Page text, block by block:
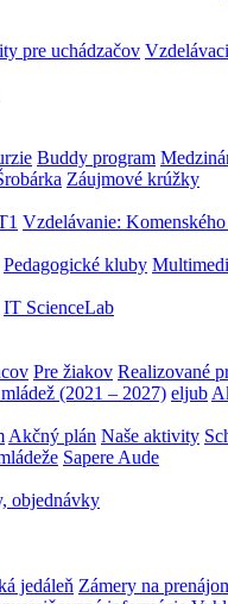
pre uchádzačov
Buddy program
Záujmové krúžky
Vzdelávanie:
Pedagogické kluby
IT ScienceLab
Pre žiakov Realizované
(2021 – 2027) eljub
Akčný plán Naše aktivity
Sapere Aude
objednávky
jedáleň Zámery na